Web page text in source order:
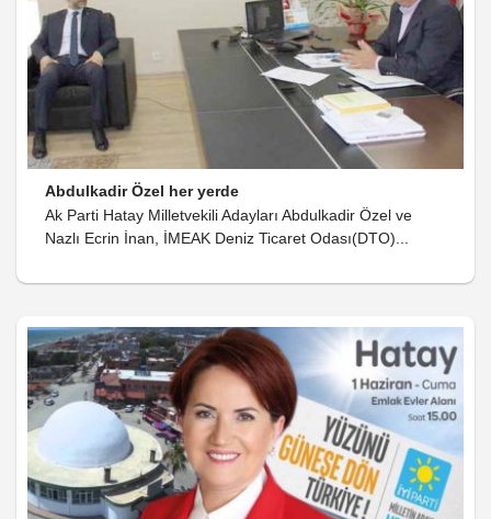
Abdulkadir Özel her yerde
Ak Parti Hatay Milletvekili Adayları Abdulkadir Özel ve
Nazlı Ecrin İnan, İMEAK Deniz Ticaret Odası(DTO)...